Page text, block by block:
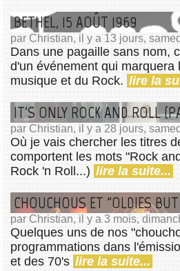
BETHEL, 15 AOÛT 1969
par Christian, il y a 13 jours,
Dans une pagaille sans nom,
d'un événement qui marquera
musique et du Rock. lire la
IT'S ONLY ROCK AND ROLL
par Christian, il y a 28 jours,
Où je vais chercher les titres
comportent les mots "Rock
Rock 'n Roll...) lire la suite...
CHOUCHOUS ET "OLDIES
par Christian, il y a 3 mois,
Quelques uns de nos
programmations dans
et des 70's lire la suite...